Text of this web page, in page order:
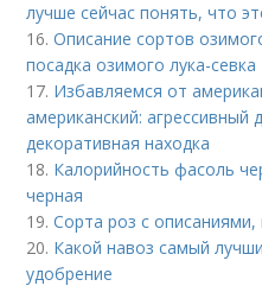
лучше сейчас понять, что
16.Описание сортов
посадка озимого лука-севка
17. Избавляемся от
американский: агрессивный
декоративная находка
18. Калорийность фасоль
черная
19.Сорта роз с
20. Какой навоз самый
удобрение